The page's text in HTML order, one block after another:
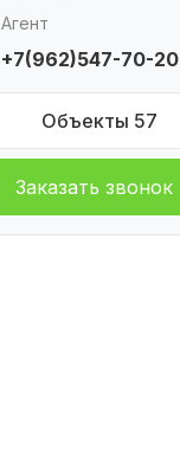
Агент
+7(962)547-70-20
Объекты 57
Заказать звонок